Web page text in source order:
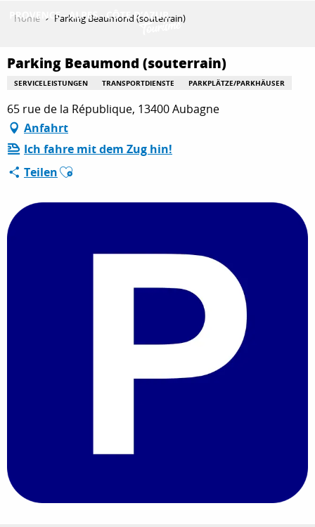
principal
ENTDECKEN
AKTIVITÄTEN
AUFENTHALT
Home Parking Beaumond (souterrain)
Parking Beaumond (souterrain)
SERVICELEISTUNGEN TRANSPORTDIENSTE PARKPLÄTZE/PARKHÄUSER
65 rue de la République, 13400 Aubagne
Anfahrt
Ich fahre mit dem Zug hin!
TeilenAjouter aux favoris